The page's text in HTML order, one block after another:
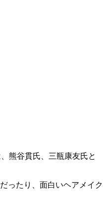
熊谷貫氏、三瓶康友氏と
ったり、面白いヘアメイク